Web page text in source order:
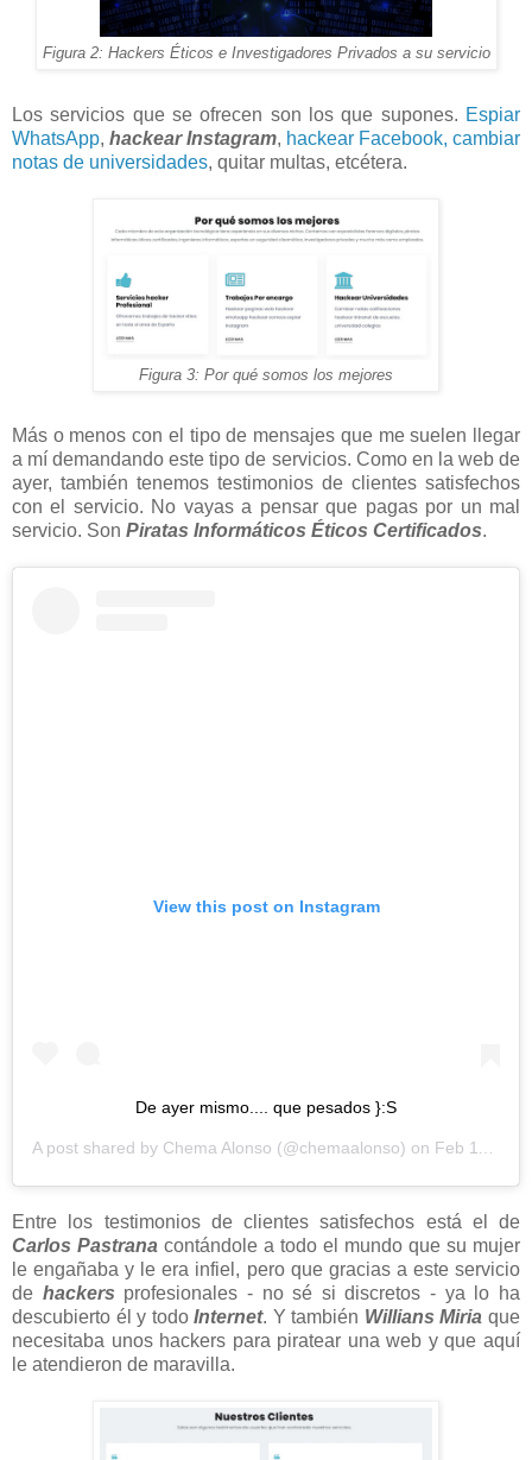
Figura 2: Hackers Éticos e Investigadores Privados a su servicio
Los servicios que se ofrecen son los que supones. Espiar
WhatsApp, hackear Instagram, hackear Facebook, cambiar
notas de universidades, quitar multas, etcétera.
Figura 3: Por qué somos los mejores
Más o menos con el tipo de mensajes que me suelen llegar
a mí demandando este tipo de servicios. Como en la web de
ayer, también tenemos testimonios de clientes satisfechos
con el servicio. No vayas a pensar que pagas por un mal
servicio. Son Piratas Informáticos Éticos Certificados.
View this post on Instagram
De ayer mismo.... que pesados }:S
A post shared by Chema Alonso (@chemaalonso) on Feb 11, 2020 at 5:57am PST
Entre los testimonios de clientes satisfechos está el de
Carlos Pastrana contándole a todo el mundo que su mujer
le engañaba y le era infiel, pero que gracias a este servicio
de hackers profesionales - no sé si discretos - ya lo ha
descubierto él y todoInternet. Y también Willians Miria que
necesitaba unos hackers para piratear una web y que aquí
le atendieron de maravilla.